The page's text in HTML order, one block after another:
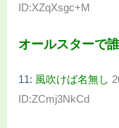
ID:XZqXsgc+M
オールスターで
11: 風吹けば名無し
ID:ZCmj3NkCd